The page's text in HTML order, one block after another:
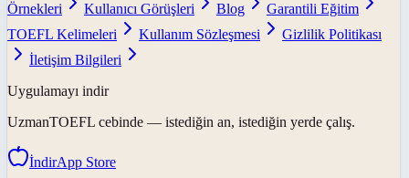
Örnekleri
Kullanıcı Görüşleri Blog
Garantili Eğitim
TOEFL Kelimeleri
Kullanım Sözleşmesi
Gizlilik Politikası
İletişim Bilgileri
Uygulamayı indir
UzmanTOEFL cebinde — istediğin an, istediğin yerde çalış.
İndirApp Store